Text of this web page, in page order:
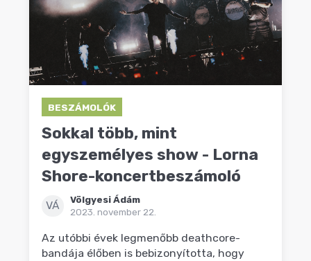
BESZÁMOLÓK
Sokkal több, mint
egyszemélyes show - Lorna
Shore-koncertbeszámoló
VÁ
Völgyesi Ádám
2023. november 22.
Az utóbbi évek legmenőbb deathcore-
bandája élőben is bebizonyította, hogy